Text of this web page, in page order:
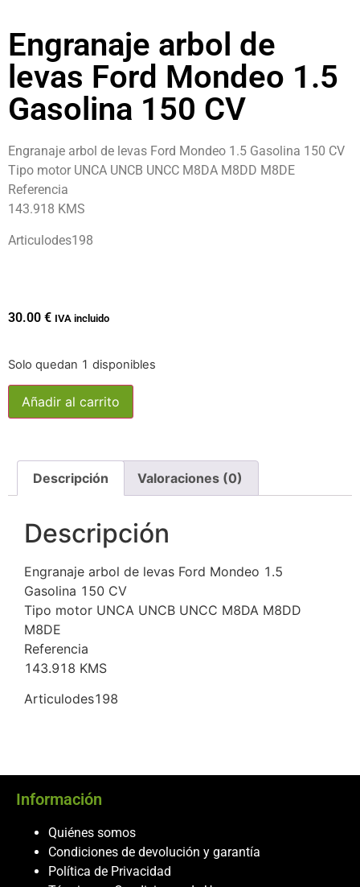
Engranaje arbol de
levas Ford Mondeo 1.5
Gasolina 150 CV
Engranaje arbol de levas Ford Mondeo 1.5 Gasolina 150 CV
Tipo motor UNCA UNCB UNCC M8DA M8DD M8DE
Referencia
143.918 KMS
Articulodes198
30.00 € IVA incluido
Solo quedan 1 disponibles
Añadir al carrito
Descripción Valoraciones (0)
Descripción
Engranaje arbol de levas Ford Mondeo 1.5
Gasolina 150 CV
Tipo motor UNCA UNCB UNCC M8DA M8DD
M8DE
Referencia
143.918 KMS
Articulodes198
Información
Quiénes somos
Condiciones de devolución y garantía
Política de Privacidad